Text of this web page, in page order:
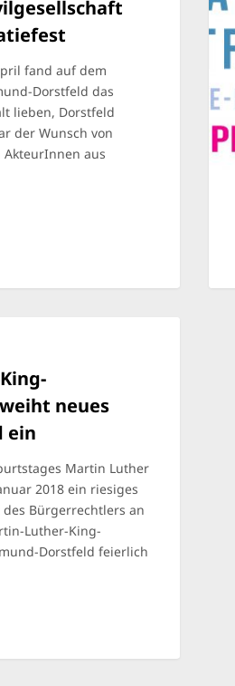
fand auf dem
Dorstfeld das
lieben, Dorstfeld
der Wunsch von
aus
neues
ein
Martin Luther
2018 ein riesiges
Bürgerrechtlers an
Luther-King-
Dorstfeld feierlich